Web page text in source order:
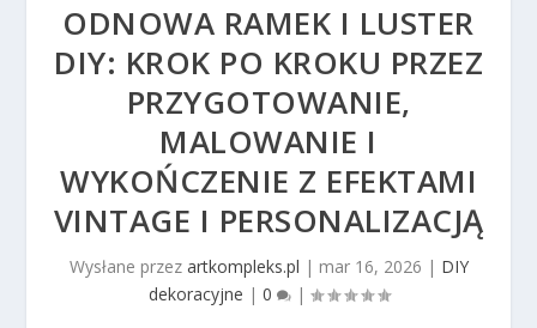
ODNOWA RAMEK I LUSTER
DIY: KROK PO KROKU PRZEZ
PRZYGOTOWANIE,
MALOWANIE I
WYKOŃCZENIE Z EFEKTAMI
VINTAGE I PERSONALIZACJĄ
Wysłane przez artkompleks.pl | mar 16, 2026 | DIY
dekoracyjne | 0 |